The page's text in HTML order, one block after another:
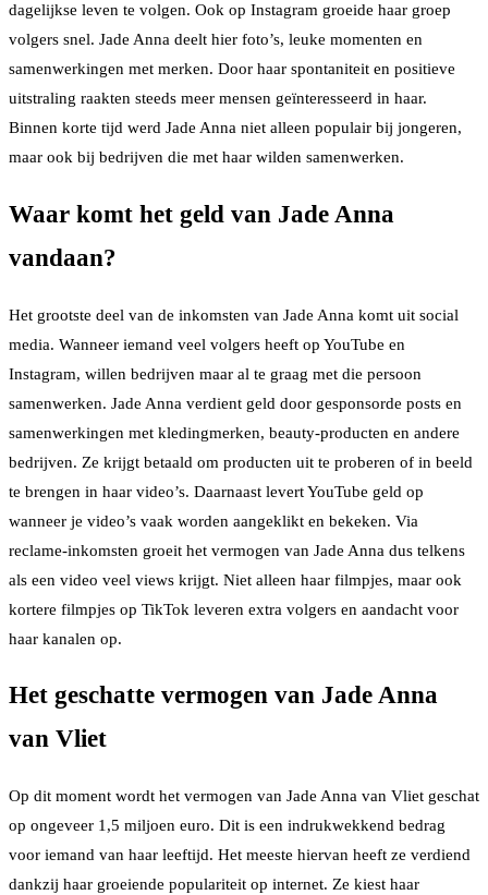
dagelijkse leven te volgen. Ook op Instagram groeide haar groep
volgers snel. Jade Anna deelt hier foto’s, leuke momenten en
samenwerkingen met merken. Door haar spontaniteit en positieve
uitstraling raakten steeds meer mensen geïnteresseerd in haar.
Binnen korte tijd werd Jade Anna niet alleen populair bij jongeren,
maar ook bij bedrijven die met haar wilden samenwerken.
Waar komt het geld van Jade Anna
vandaan?
Het grootste deel van de inkomsten van Jade Anna komt uit social
media. Wanneer iemand veel volgers heeft op YouTube en
Instagram, willen bedrijven maar al te graag met die persoon
samenwerken. Jade Anna verdient geld door gesponsorde posts en
samenwerkingen met kledingmerken, beauty-producten en andere
bedrijven. Ze krijgt betaald om producten uit te proberen of in beeld
te brengen in haar video’s. Daarnaast levert YouTube geld op
wanneer je video’s vaak worden aangeklikt en bekeken. Via
reclame-inkomsten groeit het vermogen van Jade Anna dus telkens
als een video veel views krijgt. Niet alleen haar filmpjes, maar ook
kortere filmpjes op TikTok leveren extra volgers en aandacht voor
haar kanalen op.
Het geschatte vermogen van Jade Anna
van Vliet
Op dit moment wordt het vermogen van Jade Anna van Vliet geschat
op ongeveer 1,5 miljoen euro. Dit is een indrukwekkend bedrag
voor iemand van haar leeftijd. Het meeste hiervan heeft ze verdiend
dankzij haar groeiende populariteit op internet. Ze kiest haar